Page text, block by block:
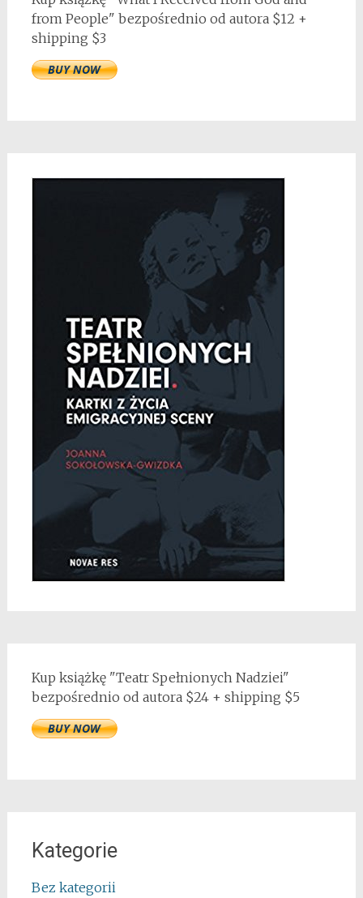
from People" bezpośrednio od autora $12 +
shipping $3
Kup książkę "Teatr Spełnionych Nadziei"
bezpośrednio od autora $24 + shipping $5
Kategorie
Bez kategorii